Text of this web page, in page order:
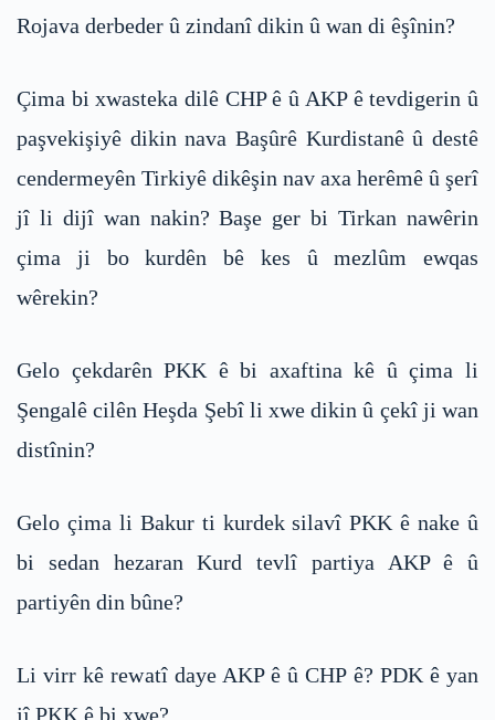
Rojava derbeder û zindanî dikin û wan di êşînin?
Çima bi xwasteka dilê CHP ê û AKP ê tevdigerin û
paşvekişiyê dikin nava Başûrê Kurdistanê û destê
cendermeyên Tirkiyê dikêşin nav axa herêmê û şerî
jî li dijî wan nakin? Başe ger bi Tirkan nawêrin
çima ji bo kurdên bê kes û mezlûm ewqas
wêrekin?
Gelo çekdarên PKK ê bi axaftina kê û çima li
Şengalê cilên Heşda Şebî li xwe dikin û çekî ji wan
distînin?
Gelo çima li Bakur ti kurdek silavî PKK ê nake û
bi sedan hezaran Kurd tevlî partiya AKP ê û
partiyên din bûne?
Li virr kê rewatî daye AKP ê û CHP ê? PDK ê yan
jî PKK ê bi xwe?